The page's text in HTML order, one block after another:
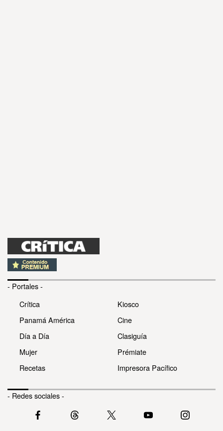
- Portales -
Crítica
Panamá América
Día a Día
Mujer
Recetas
Kiosco
Cine
Clasiguía
Prémiate
Impresora Pacífico
- Redes sociales -